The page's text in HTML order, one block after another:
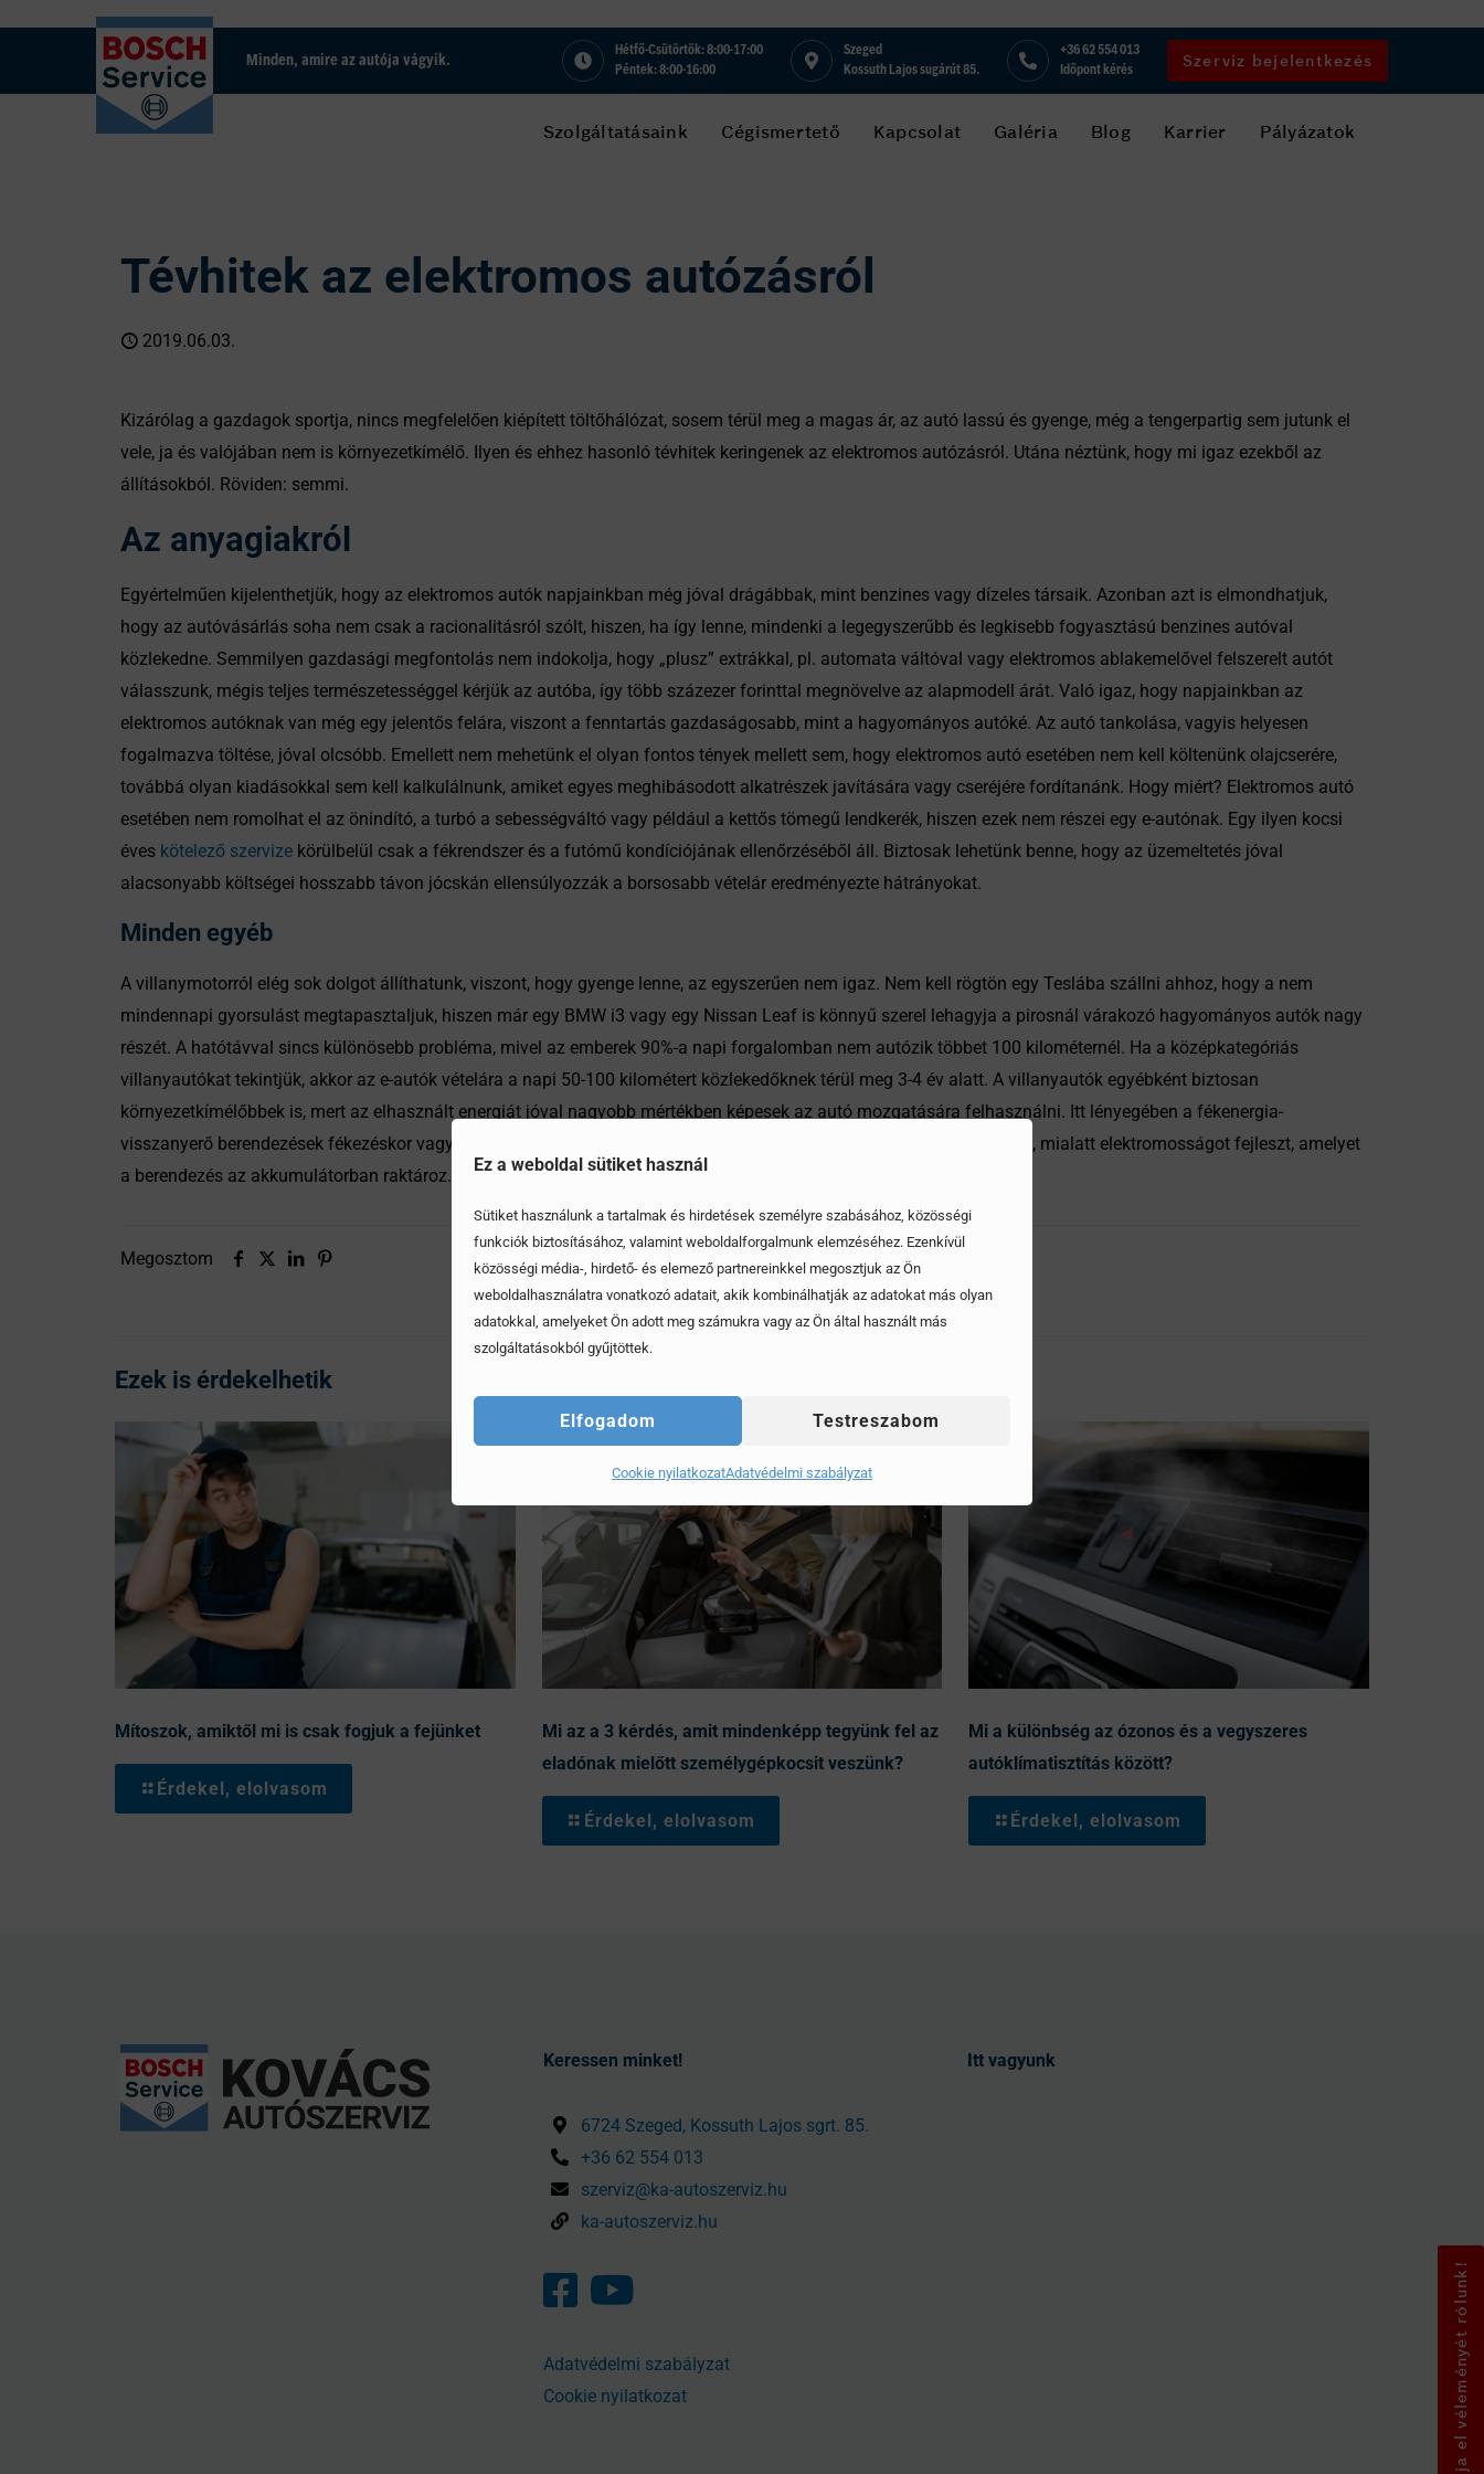
Ez a weboldal sütiket használ
Sütiket használunk a tartalmak és hirdetések személyre szabásához, közösségi
funkciók biztosításához, valamint weboldalforgalmunk elemzéséhez. Ezenkívül
közösségi média-, hirdető- és elemező partnereinkkel megosztjuk az Ön
weboldalhasználatra vonatkozó adatait, akik kombinálhatják az adatokat más olyan
adatokkal, amelyeket Ön adott meg számukra vagy az Ön által használt más
szolgáltatásokból gyűjtöttek.
Elfogadom Testreszabom
Cookie nyilatkozatAdatvédelmi szabályzat
Minden, amire az autója vágyik.
Hétfő-Csütörtök: 8:00-17:00
Péntek: 8:00-16:00
Szeged
Kossuth Lajos sugárút 85.
+36 62 554 013
Időpont kérés
Szerviz bejelentkezés
Szolgáltatásaink Cégismertető Kapcsolat Galéria Blog Karrier Pályázatok
Tévhitek az elektromos autózásról
2019.06.03.
Kizárólag a gazdagok sportja, nincs megfelelően kiépített töltőhálózat, sosem térül meg a magas ár, az autó lassú és gyenge, még a tengerpartig sem jutunk el
vele, ja és valójában nem is környezetkímélő. Ilyen és ehhez hasonló tévhitek keringenek az elektromos autózásról. Utána néztünk, hogy mi igaz ezekből az
állításokból. Röviden: semmi.
Az anyagiakról
Egyértelműen kijelenthetjük, hogy az elektromos autók napjainkban még jóval drágábbak, mint benzines vagy dízeles társaik. Azonban azt is elmondhatjuk,
hogy az autóvásárlás soha nem csak a racionalitásról szólt, hiszen, ha így lenne, mindenki a legegyszerűbb és legkisebb fogyasztású benzines autóval
közlekedne. Semmilyen gazdasági megfontolás nem indokolja, hogy „plusz” extrákkal, pl. automata váltóval vagy elektromos ablakemelővel felszerelt autót
válasszunk, mégis teljes természetességgel kérjük az autóba, így több százezer forinttal megnövelve az alapmodell árát. Való igaz, hogy napjainkban az
elektromos autóknak van még egy jelentős felára, viszont a fenntartás gazdaságosabb, mint a hagyományos autóké. Az autó tankolása, vagyis helyesen
fogalmazva töltése, jóval olcsóbb. Emellett nem mehetünk el olyan fontos tények mellett sem, hogy elektromos autó esetében nem kell költenünk olajcserére,
továbbá olyan kiadásokkal sem kell kalkulálnunk, amiket egyes meghibásodott alkatrészek javítására vagy cseréjére fordítanánk. Hogy miért? Elektromos autó
esetében nem romolhat el az önindító, a turbó a sebességváltó vagy például a kettős tömegű lendkerék, hiszen ezek nem részei egy e-autónak. Egy ilyen kocsi
éves kötelező szervizekörülbelül csak a fékrendszer és a futómű kondíciójának ellenőrzéséből áll. Biztosak lehetünk benne, hogy az üzemeltetés jóval
alacsonyabb költségei hosszabb távon jócskán ellensúlyozzák a borsosabb vételár eredményezte hátrányokat.
Minden egyéb
A villanymotorról elég sok dolgot állíthatunk, viszont, hogy gyenge lenne, az egyszerűen nem igaz. Nem kell rögtön egy Teslába szállni ahhoz, hogy a nem
mindennapi gyorsulást megtapasztaljuk, hiszen már egy BMW i3 vagy egy Nissan Leaf is könnyű szerel lehagyja a pirosnál várakozó hagyományos autók nagy
részét. A hatótávval sincs különösebb probléma, mivel az emberek 90%-a napi forgalomban nem autózik többet 100 kilométernél. Ha a középkategóriás
villanyautókat tekintjük, akkor az e-autók vételára a napi 50-100 kilométert közlekedőknek térül meg 3-4 év alatt. A villanyautók egyébként biztosan
környezetkímélőbbek is, mert az elhasznált energiát jóval nagyobb mértékben képesek az autó mozgatására felhasználni. Itt lényegében a fékenergia-
visszanyerő berendezések fékezéskor vagy lassításkor egy generátort hoznak működésbe. Ez garantálja a lassító erőt, mialatt elektromosságot fejleszt, amelyet
a berendezés az akkumulátorban raktároz.
Megosztom
Ezek is érdekelhetik
Mítoszok, amiktől mi is csak fogjuk a fejünket
Érdekel, elolvasom
Mi az a 3 kérdés, amit mindenképp tegyünk fel az
eladónak mielőtt személygépkocsit veszünk?
Érdekel, elolvasom
Mi a különbség az ózonos és a vegyszeres
autóklímatisztítás között?
Érdekel, elolvasom
Keressen minket!
6724 Szeged, Kossuth Lajos sgrt. 85.
+36 62 554 013
szerviz@ka-autoszerviz.hu
ka-autoszerviz.hu
Adatvédelmi szabályzat
Cookie nyilatkozat
Itt vagyunk
Mondja el véleményét rólunk!